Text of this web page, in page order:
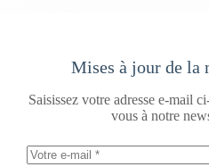
Mises à jour de la
Saisissez votre adresse e-mail
vous à notre